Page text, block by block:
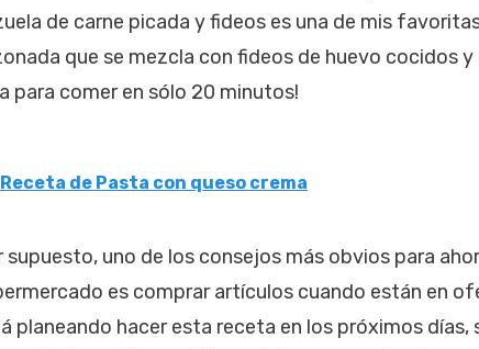
de carne picada y fideos es una de mis
que se mezcla con fideos de huevo cocidos y
para comer en sólo 20 minutos!
Receta de Pasta con queso crema
supuesto, uno de los consejos más obvios para
es comprar artículos cuando están en
planeando hacer esta receta en los próximos días,